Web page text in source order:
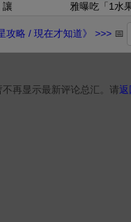
讓
雅曝吃「1水
攻略 / 現在才知道》 >>> 📅
再显示最新评论总汇。请返